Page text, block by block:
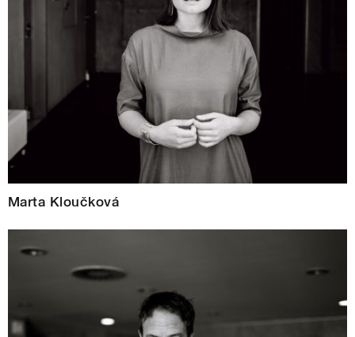
Marta Kloučková